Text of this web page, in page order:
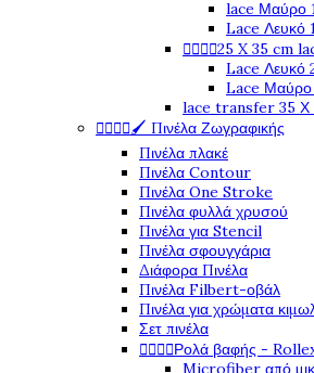
lace Μαύρο
Lace Λευκό
25 X 35 cm
Lace Λευκό
Lace Μαύρο
lace transfer 35 Χ
🖌️ Πινέλα Ζωγραφικής
Πινέλα πλακέ
Πινέλα Contour
Πινέλα One Stroke
Πινέλα φυλλά χρυσού
Πινέλα για Stencil
Πινέλα σφουγγάρια
Διάφορα Πινέλα
Πινέλα Filbert-οβάλ
Πινέλα για χρώματα
Σετ πινέλα
Ρολά βαφής -
Microfiber από